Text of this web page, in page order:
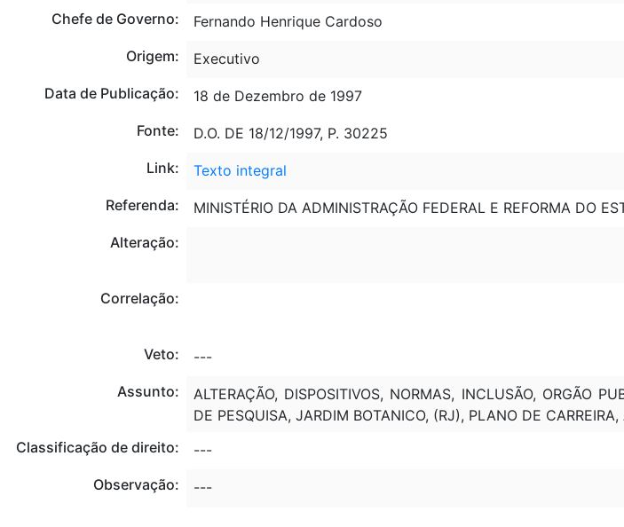
Chefe de Governo:
Fernando Henrique Cardoso
Origem:
Executivo
Data de Publicação:
18 de Dezembro de 1997
Fonte:
D.O. DE 18/12/1997, P. 30225
Link:
Texto integral
Referenda:
MINISTÉRIO DA ADMINISTRAÇÃO FEDERAL E REFORMA DO
Alteração:
Correlação:
Veto:
---
Assunto:
ALTERAÇÃO, DISPOSITIVOS, NORMAS, INCLUSÃO, ORGÃO
DE PESQUISA, JARDIM BOTANICO, (RJ), PLANO DE
Classificação de direito:
---
Observação:
---